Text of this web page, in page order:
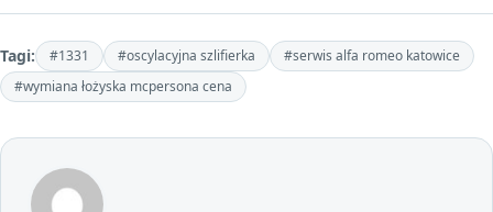
Tagi: #1331 #oscylacyjna szlifierka
#serwis alfa romeo katowice
#wymiana łożyska mcpersona cena